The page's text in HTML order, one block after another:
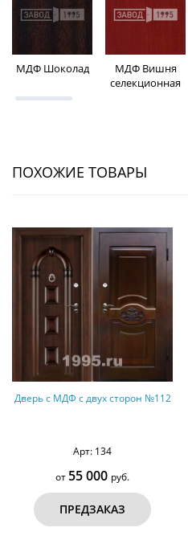
МДФ Шоколад
МДФ Вишня
селекционная
ПОХОЖИЕ ТОВАРЫ
№112
Рыжая дверь МДФ с
от
ПРЕДЗАКАЗ